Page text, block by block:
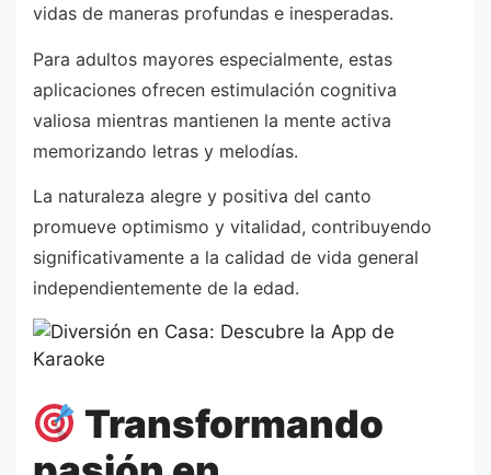
vidas de maneras profundas e inesperadas.
Para adultos mayores especialmente, estas
aplicaciones ofrecen estimulación cognitiva
valiosa mientras mantienen la mente activa
memorizando letras y melodías.
La naturaleza alegre y positiva del canto
promueve optimismo y vitalidad, contribuyendo
significativamente a la calidad de vida general
independientemente de la edad.
Transformando